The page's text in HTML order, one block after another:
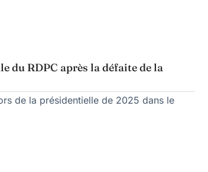
du RDPC après la défaite de la
de la présidentielle de 2025 dans le